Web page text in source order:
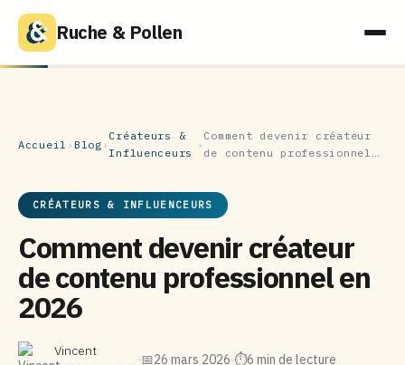
Ruche & Pollen
Accueil › Blog ›
Créateurs &
Influenceurs
›
Comment devenir créateur
de contenu professionnel…
CRÉATEURS & INFLUENCEURS
Comment devenir créateur
de contenu professionnel en
2026
Vincent
📅26 mars 2026 ⏱6 min de lecture